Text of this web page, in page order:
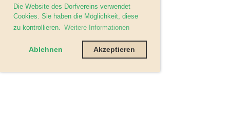
Die Website des Dorfvereins verwendet
Cookies. Sie haben die Möglichkeit, diese
zu kontrollieren.
Weitere Informationen
Ablehnen Akzeptieren